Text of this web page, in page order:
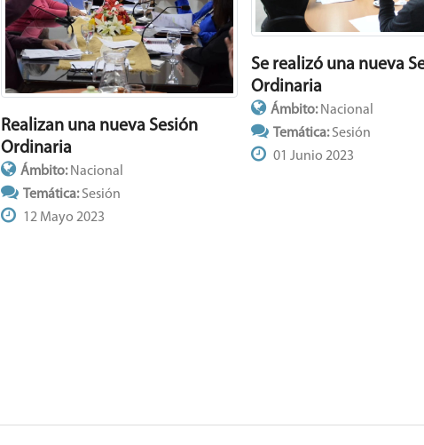
Realizan una nueva Sesión
Ordinaria
Ámbito:Nacional
Temática:Sesión
12 Mayo 2023
Se realizó una nueva
Ordinaria
Ámbito: Nacional
Temática:Sesión
01 Junio 2023